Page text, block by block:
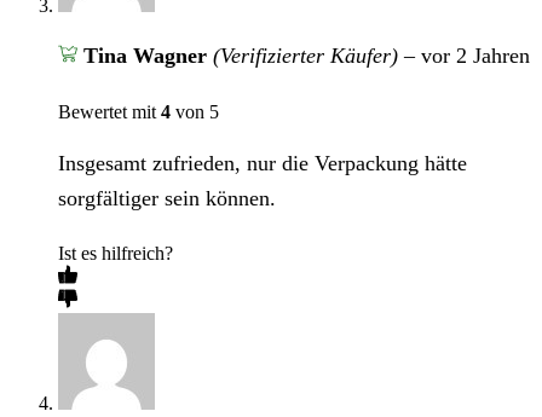
Tina Wagner (Verifizierter Käufer) – vor 2 Jahren
Bewertet mit 4 von 5
Insgesamt zufrieden, nur die Verpackung hätte
sorgfältiger sein können.
Ist es hilfreich?